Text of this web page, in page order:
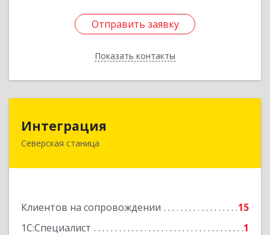
Отправить заявку
Показать контакты
Отправить заявку
Назад
Интеграция
Северская станица
Клиентов на сопровождении
15
1С:Специалист
1
353240, Краснодарский край, Северская ст-ца,